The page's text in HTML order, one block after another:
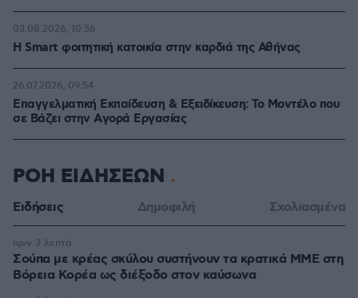
Η Smart φοιτητική κατοικία στην καρδιά της Αθήνας
03.08.2026, 10:56
Επαγγελματική Εκπαίδευση & Εξειδίκευση: Το Mοντέλο που
σε Bάζει στην Aγορά Eργασίας
26.07.2026, 09:54
ΡΟΗ ΕΙΔΗΣΕΩΝ
Ειδήσεις Δημοφιλή Σχολιασμένα
Σούπα με κρέας σκύλου συστήνουν τα κρατικά ΜΜΕ στη
Βόρεια Κορέα ως διέξοδο στον καύσωνα
πριν 3 λεπτά